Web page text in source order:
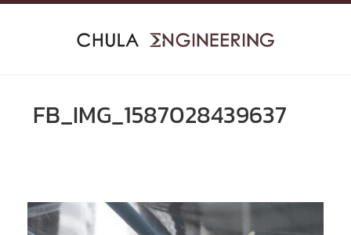
Skip
FB_IMG_1587028439637